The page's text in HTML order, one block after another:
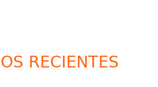
RECIENTES